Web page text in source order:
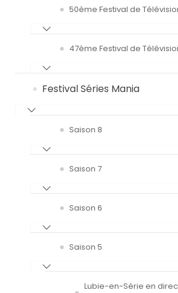
50ème Festival de
47ème Festival de
Festival Séries Mania
Saison 8
Saison 7
Saison 6
Saison 5
Lubie-en-Série en